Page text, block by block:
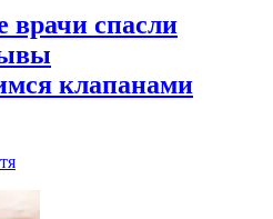
врачи спасли
клапанами